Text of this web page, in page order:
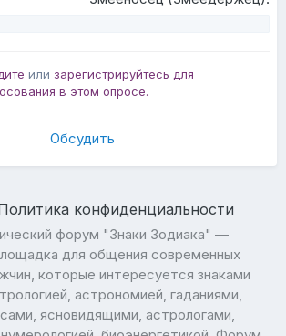
или зарегистрируйтесь для
в этом опросе.
Обсудить
конфиденциальности
форум "Знаки Зодиака" —
для общения современных
которые интересуется знаками
астрономией, гаданиями,
ясновидящими, астрологами,